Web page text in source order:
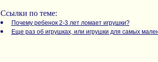
Ссылки по теме:
Почему ребенок 2-3 лет ломает игрушки?
Еще раз об игрушках, или игрушки для самых